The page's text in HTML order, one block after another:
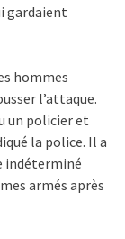
gardaient
hommes
l’attaque.
un policier et
la police. Il a
indéterminé
armés après